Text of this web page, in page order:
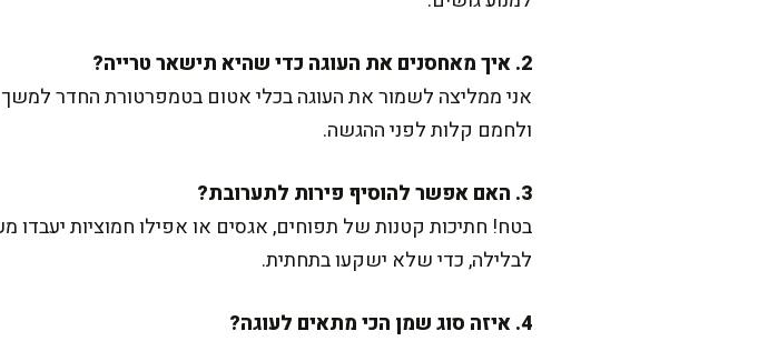
2. איך מאחסנים את העוגה כדי שהיא תישאר טרייה?
אני ממליצה לשמור את העוגה בכלי אטום בטמפרטורת החדר
ולחמם קלות לפני ההגשה.
3. האם אפשר להוסיף פירות לתערובת?
בטח! חתיכות קטנות של תפוחים, אגסים או אפילו חמוציות
לבלילה, כדי שלא ישקעו בתחתית.
4. איזה סוג שמן הכי מתאים לעוגה?